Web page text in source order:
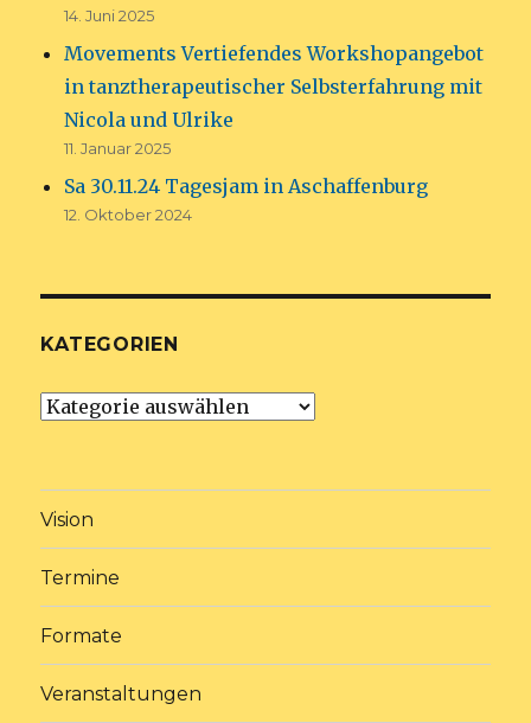
14. Juni 2025
Movements Vertiefendes Workshopangebot
in tanztherapeutischer Selbsterfahrung mit
Nicola und Ulrike
11. Januar 2025
Sa 30.11.24 Tagesjam in Aschaffenburg
12. Oktober 2024
KATEGORIEN
Kategorien
Vision
Termine
Formate
Veranstaltungen